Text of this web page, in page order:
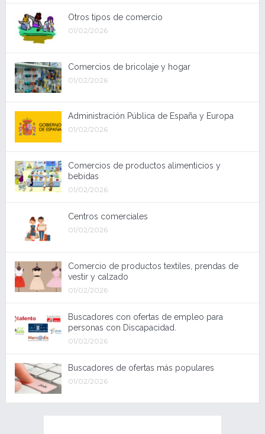
Otros tipos de comercio
01/02/2026
Comercios de bricolaje y hogar
01/02/2026
Administración Pública de España y Europa
01/02/2026
Comercios de productos alimenticios y
bebidas
01/02/2026
Centros comerciales
01/02/2026
Comercio de productos textiles, prendas de
vestir y calzado
01/02/2026
Buscadores con ofertas de empleo para
personas con Discapacidad.
01/02/2026
Buscadores de ofertas más populares
01/02/2026